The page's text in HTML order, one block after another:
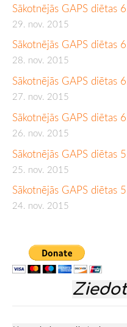
Sākotnējās GAPS diētas
29. nov. 2015
Sākotnējās GAPS diētas
28. nov. 2015
Sākotnējās GAPS diētas
27. nov. 2015
Sākotnējās GAPS diētas
26. nov. 2015
Sākotnējās GAPS diētas
25. nov. 2015
Sākotnējās GAPS diētas
24. nov. 2015
Ziedot